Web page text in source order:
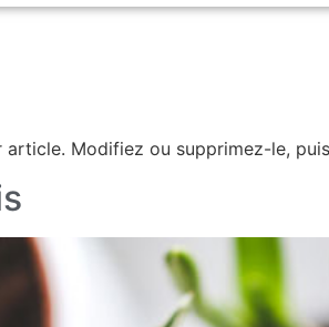
Modifiez ou supprimez-le,